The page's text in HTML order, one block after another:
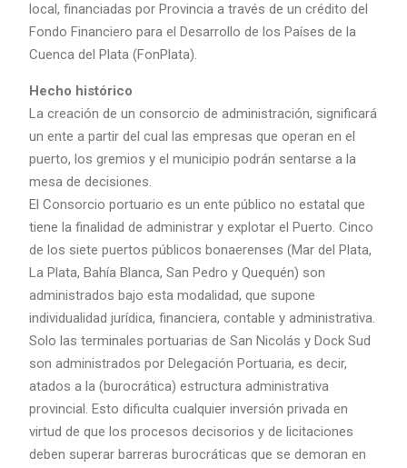
local, financiadas por Provincia a través de un crédito del
Fondo Financiero para el Desarrollo de los Países de la
Cuenca del Plata (FonPlata).
Hecho histórico
La creación de un consorcio de administración, significará
un ente a partir del cual las empresas que operan en el
puerto, los gremios y el municipio podrán sentarse a la
mesa de decisiones.
El Consorcio portuario es un ente público no estatal que
tiene la finalidad de administrar y explotar el Puerto. Cinco
de los siete puertos públicos bonaerenses (Mar del Plata,
La Plata, Bahía Blanca, San Pedro y Quequén) son
administrados bajo esta modalidad, que supone
individualidad jurídica, financiera, contable y administrativa.
Solo las terminales portuarias de San Nicolás y Dock Sud
son administrados por Delegación Portuaria, es decir,
atados a la (burocrática) estructura administrativa
provincial. Esto dificulta cualquier inversión privada en
virtud de que los procesos decisorios y de licitaciones
deben superar barreras burocráticas que se demoran en